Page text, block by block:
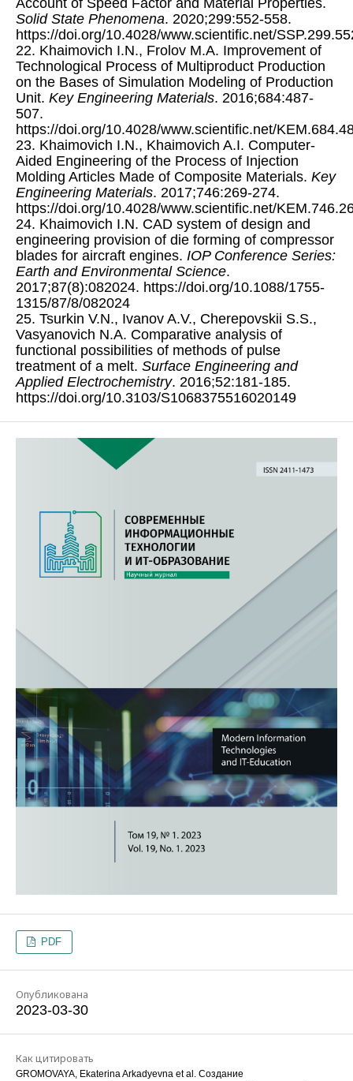
Solid State Phenomena. 2020;299:552-558.
https://doi.org/10.4028/www.scientific.net/
22. Khaimovich I.N., Frolov M.A. Improvement of
Technological Process of Multiproduct Production
on the Bases of Simulation Modeling of Production
Unit. Key Engineering Materials. 2016;684:487-
507.
https://doi.org/10.4028/www.scientific.net/
23. Khaimovich I.N., Khaimovich A.I. Сomputer-
Aided Engineering of the Process of Injection
Molding Articles Made of Composite Materials. Key
Engineering Materials. 2017;746:269-274.
https://doi.org/10.4028/www.scientific.net/
24. Khaimovich I.N. CAD system of design and
engineering provision of die forming of compressor
blades for aircraft engines. IOP Conference Series:
Earth and Environmental Science.
2017;87(8):082024. https://doi.org/10.1088/1755-
1315/87/8/082024
25. Tsurkin V.N., Ivanov A.V., Cherepovskii S.S.,
Vasyanovich N.A. Comparative analysis of
functional possibilities of methods of pulse
treatment of a melt. Surface Engineering and
Applied Electrochemistry. 2016;52:181-185.
https://doi.org/10.3103/S1068375516020149
PDF
Опубликована
2023-03-30
Как цитировать
GROMOVAYA, Ekaterina Arkadyevna et al. Создание